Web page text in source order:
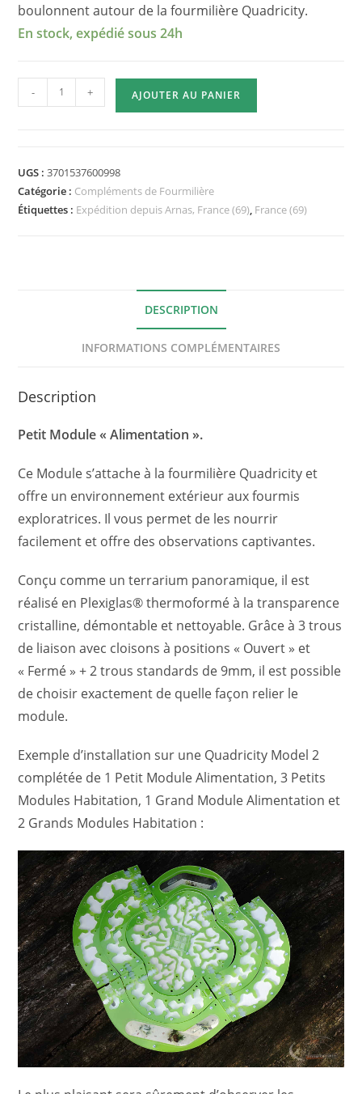
boulonnent autour de la fourmilière Quadricity.
En stock, expédié sous 24h
quantité
de
Alimentation
spécial
Quadricity
- + AJOUTER AU PANIER
UGS :3701537600998
Catégorie : Compléments de Fourmilière
Étiquettes : Expédition depuis Arnas, France (69), France (69)
DESCRIPTION
INFORMATIONS COMPLÉMENTAIRES
Description
Petit Module « Alimentation ».
Ce Module s’attache à la fourmilière Quadricity et
offre un environnement extérieur aux fourmis
exploratrices. Il vous permet de les nourrir
facilement et offre des observations captivantes.
Conçu comme un terrarium panoramique, il est
réalisé en Plexiglas® thermoformé à la transparence
cristalline, démontable et nettoyable. Grâce à 3 trous
de liaison avec cloisons à positions « Ouvert » et
« Fermé » + 2 trous standards de 9mm, il est possible
de choisir exactement de quelle façon relier le
module.
Exemple d’installation sur une Quadricity Model 2
complétée de 1 Petit Module Alimentation, 3 Petits
Modules Habitation, 1 Grand Module Alimentation et
2 Grands Modules Habitation :